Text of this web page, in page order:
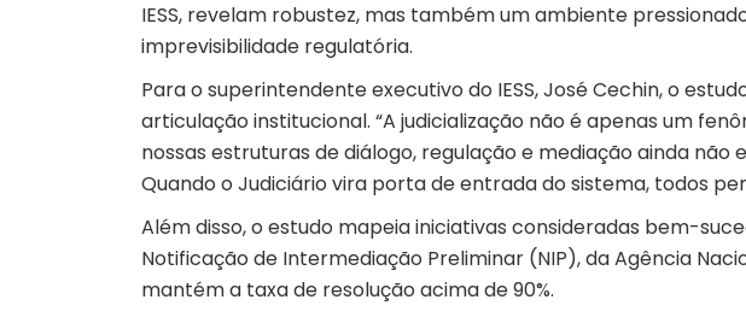
IESS, revelam robustez, mas também um ambiente
imprevisibilidade regulatória.
Para o superintendente executivo do IESS, José Cechin, o
articulação institucional. “A judicialização não é apenas um
nossas estruturas de diálogo, regulação e mediação ainda
Quando o Judiciário vira porta de entrada do sistema, todos
Além disso, o estudo mapeia iniciativas consideradas bem-
Notificação de Intermediação Preliminar (NIP), da Agência
mantém a taxa de resolução acima de 90%.